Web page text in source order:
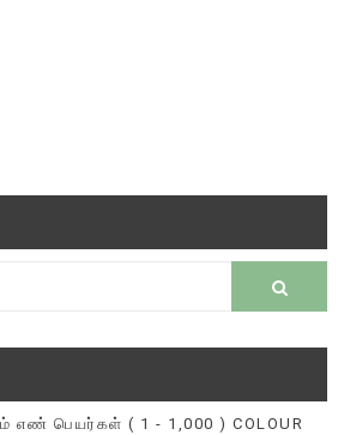
எண் பெயர்கள் ( 1 - 1,000 ) COLOUR